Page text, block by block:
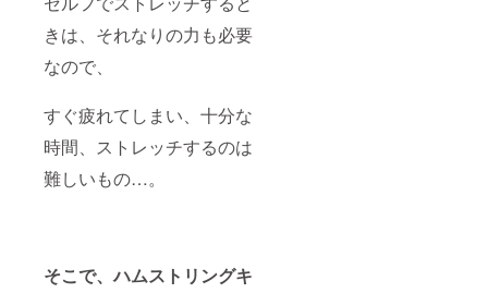
きは、それなりの力も必要
なので、
すぐ疲れてしまい、十分な
時間、ストレッチするのは
難しいもの…。
そこで、ハムストリングキ